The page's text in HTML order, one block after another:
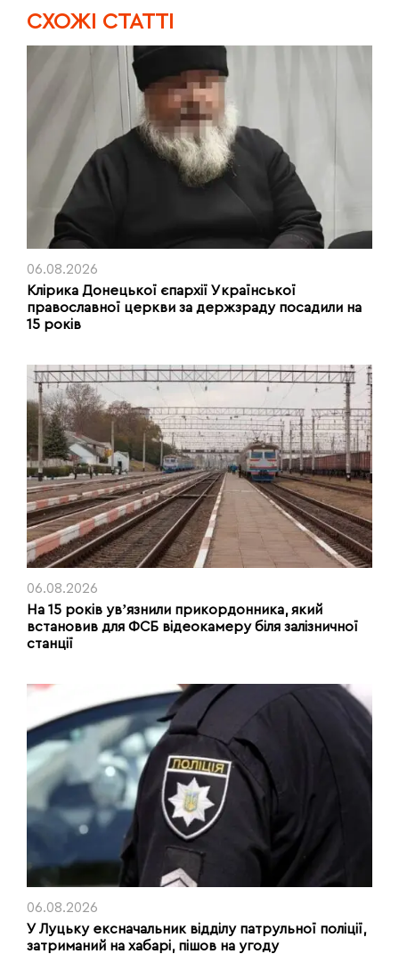
CХОЖІ СТАТТІ
06.08.2026
Клірика Донецької єпархії Української
православної церкви за держзраду посадили на
15 років
06.08.2026
На 15 років увʼязнили прикордонника, який
встановив для ФСБ відеокамеру біля залізничної
станції
06.08.2026
У Луцьку ексначальник відділу патрульної поліції,
затриманий на хабарі, пішов на угоду